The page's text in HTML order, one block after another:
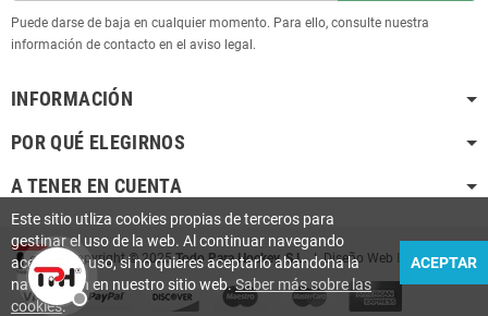
Puede darse de baja en cualquier momento. Para ello, consulte nuestra
información de contacto en el aviso legal.
INFORMACIÓN
POR QUÉ ELEGIRNOS
A TENER EN CUENTA
Copyright © 2025Todo Para Hockey, S.L.| Diseño Web Infoactiu
Este sitio utliza cookies propias de terceros para
gestinar el uso de la web. Al continuar navegando
aceptas su uso, si no quieres aceptarlo abandona la
navegación en nuestro sitio web.Saber más sobre las
cookies.
ACEPTAR